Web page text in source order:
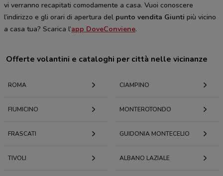
vi verranno recapitati comodamente a casa. Vuoi conoscere
l’indirizzo e gli orari di apertura del punto vendita Giunti più vicino
a casa tua? Scarica l’app DoveConviene.
Offerte volantini e cataloghi per città nelle vicinanze
ROMA CIAMPINO
FIUMICINO MONTEROTONDO
FRASCATI GUIDONIA MONTECELIO
TIVOLI ALBANO LAZIALE